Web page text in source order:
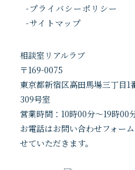
-プライバシーポリシー
-サイトマップ
相談室リアルラブ
〒169-0075
東京都新宿区高田馬場三丁目1
309号室
営業時間： 10時00分～19時00
お電話はお問い合わせフォー
せていただきます。